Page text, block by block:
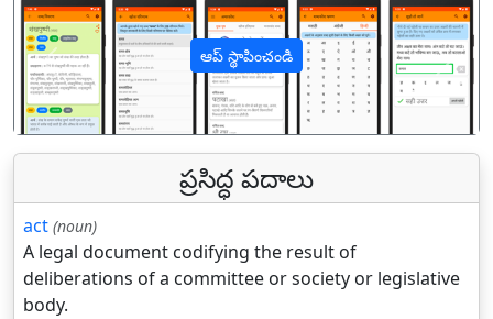
ఆప్ స్థాపించండి
पिछला
ప్రసిద్ధ పదాలు
act (noun)
A legal document codifying the result of
deliberations of a committee or society or legislative
body.